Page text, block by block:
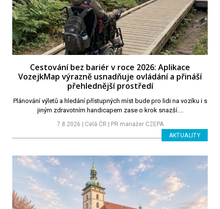
Cestování bez bariér v roce 2026: Aplikace
VozejkMap výrazně usnadňuje ovládání a přináší
přehlednější prostředí
Plánování výletů a hledání přístupných míst bude pro lidi na vozíku i s
jiným zdravotním handicapem zase o krok snazší....
7.8.2026 | Celá ČR | PR manažer CZEPA
AKTUALITY